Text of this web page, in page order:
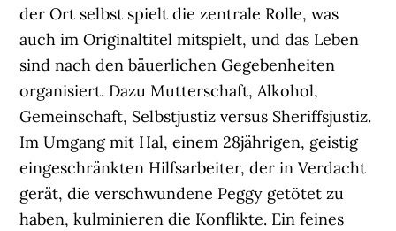
der Ort selbst spielt die zentrale Rolle, was
auch im Originaltitel mitspielt, und das Leben
sind nach den bäuerlichen Gegebenheiten
organisiert. Dazu Mutterschaft, Alkohol,
Gemeinschaft, Selbstjustiz versus Sheriffsjustiz.
Im Umgang mit Hal, einem 28jährigen, geistig
eingeschränkten Hilfsarbeiter, der in Verdacht
gerät, die verschwundene Peggy getötet zu
haben, kulminieren die Konflikte. Ein feines